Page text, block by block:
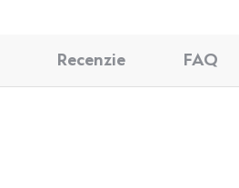
Recenzie FAQ